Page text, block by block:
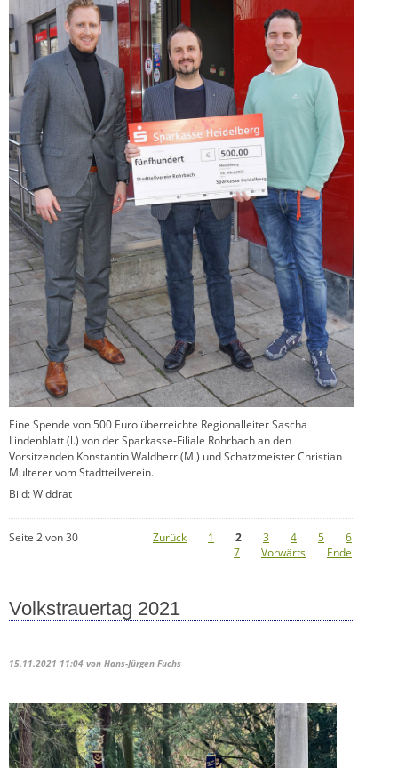
Eine Spende von 500 Euro überreichte Regionalleiter Sascha
Lindenblatt (l.) von der Sparkasse-Filiale Rohrbach an den
Vorsitzenden Konstantin Waldherr (M.) und Schatzmeister Christian
Multerer vom Stadtteilverein.
Bild: Widdrat
Seite 2 von 30 Zurück 1 2 3 4 5
6
7
Vorwärts Ende
Volkstrauertag 2021
15.11.2021 11:04 von Hans-Jürgen Fuchs